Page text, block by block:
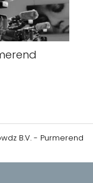
B.V. - Purmerend